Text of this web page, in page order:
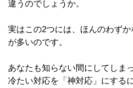
違うのでしょうか。
実はこの2つには、ほんのわず
が多いのです。
あなたも知らない間にしてしま
冷たい対応を「神対応」にする